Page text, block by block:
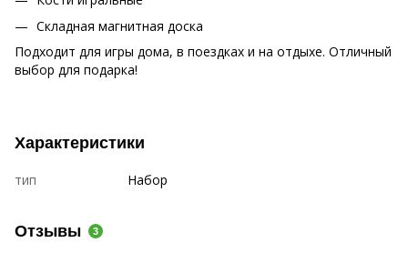
Складная магнитная доска
Подходит для игры дома, в поездках и на отдыхе. Отличный
выбор для подарка!
Характеристики
тип Набор
Отзывы 3